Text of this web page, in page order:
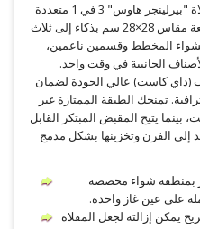
عزز كفاءة الطهي في مطبخك مع مقلاة "بيرلينجر هاوس" 3 في 1 متعددة
الأقسام. تم تقسيم هذه المقلاة المربعة مقاس 28×28 سم بذكاء إلى ثلاث
المخطط وقسمين ناعمين،
الجانبية في وقت واحد.
(داي كاست) عالي الجودة لضمان
تمنحك الطبقة الممتازة غير
بينما يتيح المقبض المبتكر القابل
إلى الفرن وتخزينها بشكل مدمج
يتميز بمنطقة شواء مخصصة
على عين غاز واحدة.
إزالته لجعل المقلاة